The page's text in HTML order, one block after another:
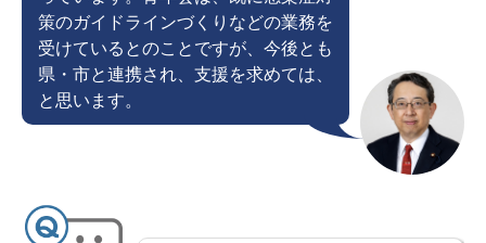
策のガイドラインづくりなどの業務を
受けているとのことですが、今後とも
県・市と連携され、支援を求めては、
と思います。